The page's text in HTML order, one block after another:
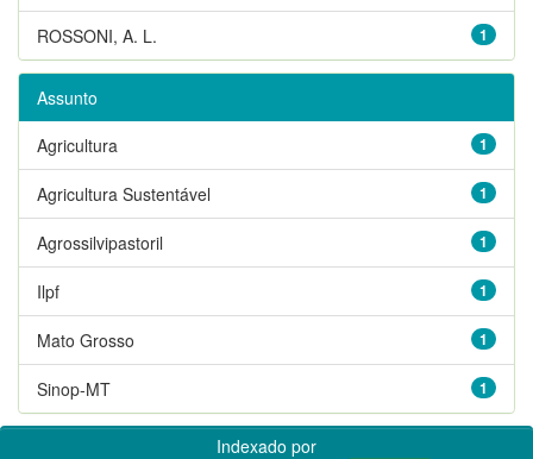
1
ROSSONI, A. L.
Assunto
1
Agricultura
1
Agricultura Sustentável
1
Agrossilvipastoril
1
Ilpf
1
Mato Grosso
1
Sinop-MT
Indexado por